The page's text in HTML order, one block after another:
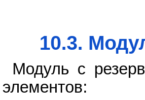
10.3.
Модуль с
элементов: